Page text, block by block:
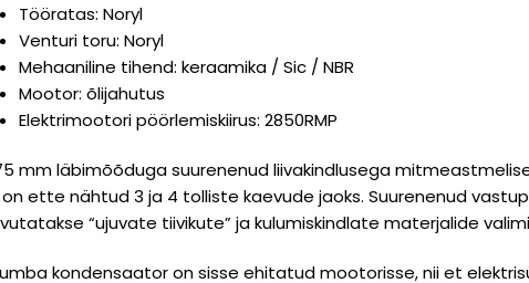
Tööratas: Noryl
Venturi toru: Noryl
Mehaaniline tihend: keraamika / Sic / NBR
Mootor: õlijahutus
Elektrimootori pöörlemiskiirus: 2850RMP
mm läbimõõduga suurenenud liivakindlusega
ette nähtud 3 ja 4 tolliste kaevude jaoks. Suurenenud
“ujuvate tiivikute” ja kulumiskindlate materjalide
kondensaator on sisse ehitatud mootorisse, nii et